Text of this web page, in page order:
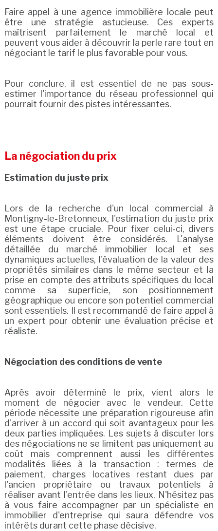
Faire appel à une agence immobilière locale peut
être une stratégie astucieuse. Ces experts
maîtrisent parfaitement le marché local et
peuvent vous aider à découvrir la perle rare tout en
négociant le tarif le plus favorable pour vous.
Pour conclure, il est essentiel de ne pas sous-
estimer l'importance du réseau professionnel qui
pourrait fournir des pistes intéressantes.
La négociation du prix
Estimation du juste prix
Lors de la recherche d'un local commercial à
Montigny-le-Bretonneux, l'estimation du juste prix
est une étape cruciale. Pour fixer celui-ci, divers
éléments doivent être considérés. L'analyse
détaillée du marché immobilier local et ses
dynamiques actuelles, l'évaluation de la valeur des
propriétés similaires dans le même secteur et la
prise en compte des attributs spécifiques du local
comme sa superficie, son positionnement
géographique ou encore son potentiel commercial
sont essentiels. Il est recommandé de faire appel à
un expert pour obtenir une évaluation précise et
réaliste.
Négociation des conditions de vente
Après avoir déterminé le prix, vient alors le
moment de négocier avec le vendeur. Cette
période nécessite une préparation rigoureuse afin
d'arriver à un accord qui soit avantageux pour les
deux parties impliquées. Les sujets à discuter lors
des négociations ne se limitent pas uniquement au
coût mais comprennent aussi les différentes
modalités liées à la transaction : termes de
paiement, charges locatives restant dues par
l'ancien propriétaire ou travaux potentiels à
réaliser avant l'entrée dans les lieux. N'hésitez pas
à vous faire accompagner par un spécialiste en
immobilier d'entreprise qui saura défendre vos
intérêts durant cette phase décisive.